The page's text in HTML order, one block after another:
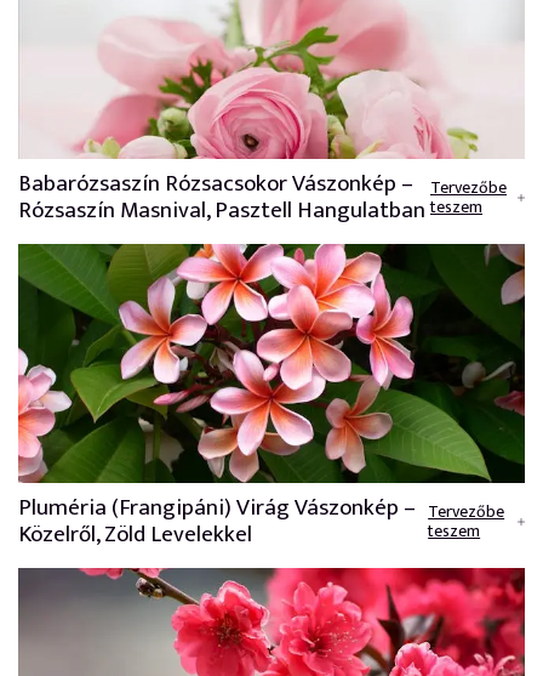
Babarózsaszín Rózsacsokor Vászonkép –
Rózsaszín Masnival, Pasztell Hangulatban
Tervezőbe
teszem
Pluméria (Frangipáni) Virág Vászonkép –
Közelről, Zöld Levelekkel
Tervezőbe
teszem